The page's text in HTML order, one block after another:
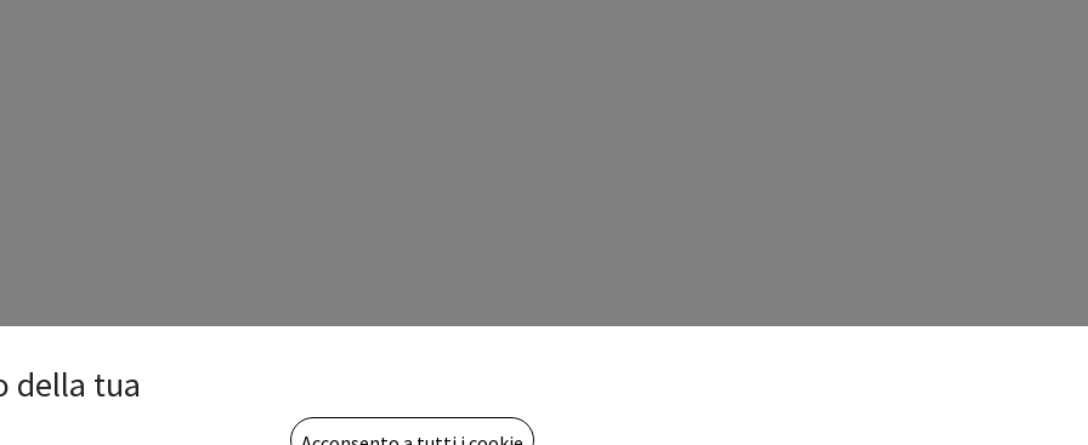
della tua